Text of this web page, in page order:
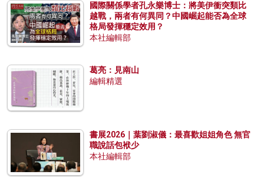
國際關係學者孔永樂博士：將美伊衝突類比
越戰，兩者有何異同？中國崛起能否為全球
格局發揮穩定效用？
本社編輯部
葛亮：見南山
編輯精選
書展2026｜葉劉淑儀：最喜歡姐姐角色 無官
職說話包袱少
本社編輯部